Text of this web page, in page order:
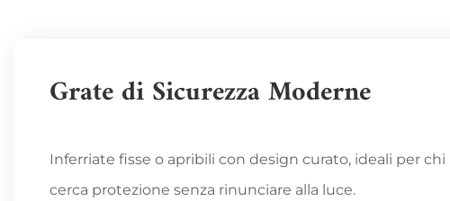
Grate di Sicurezza Moderne
Inferriate fisse o apribili con design curato, ideali per chi
cerca protezione senza rinunciare alla luce.